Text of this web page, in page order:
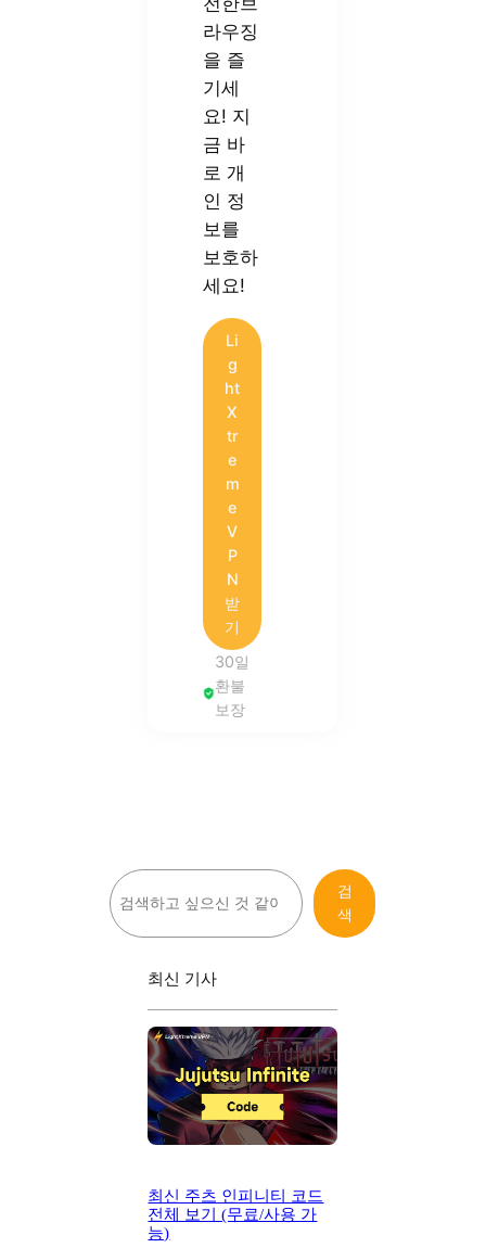
라우징
을 즐
기세
요! 지
금 바
로 개
인 정
보를
보호하
세요!
Li
g
ht
X
tr
e
m
e
V
P
N
받
기
30일
환불
보장
검
색
검
색
최신 기사
최신 주츠 인피니티 코드
전체 보기 (무료/사용 가
능)